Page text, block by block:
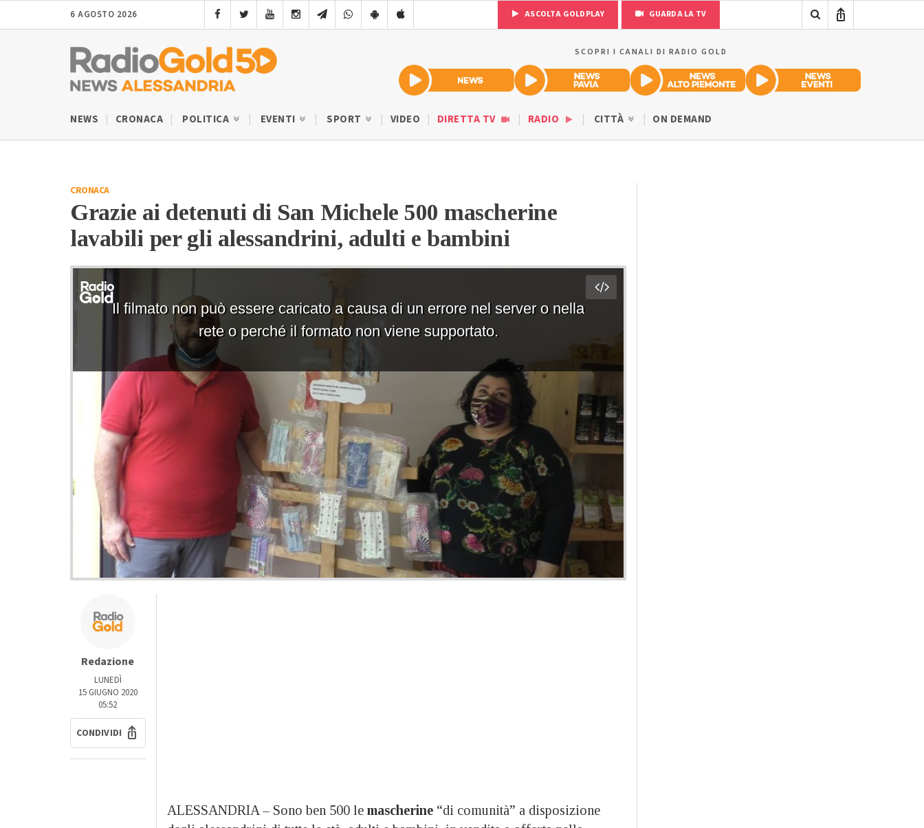
6 AGOSTO 2026 ASCOLTA GOLDPLAY GUARDA LA TV
SCOPRI I CANALI DI RADIO GOLD
NEWS CRONACA POLITICA EVENTI SPORT VIDEO DIRETTA TV RADIO CITTÀ ON DEMAND
CRONACA
Grazie ai detenuti di San Michele 500 mascherine
lavabili per gli alessandrini, adulti e bambini
Redazione
LUNEDÌ
15 GIUGNO 2020
05:52
CONDIVIDI
ALESSANDRIA – Sono ben 500 le mascherine“di comunità” a disposizione